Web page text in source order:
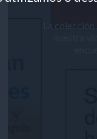
La